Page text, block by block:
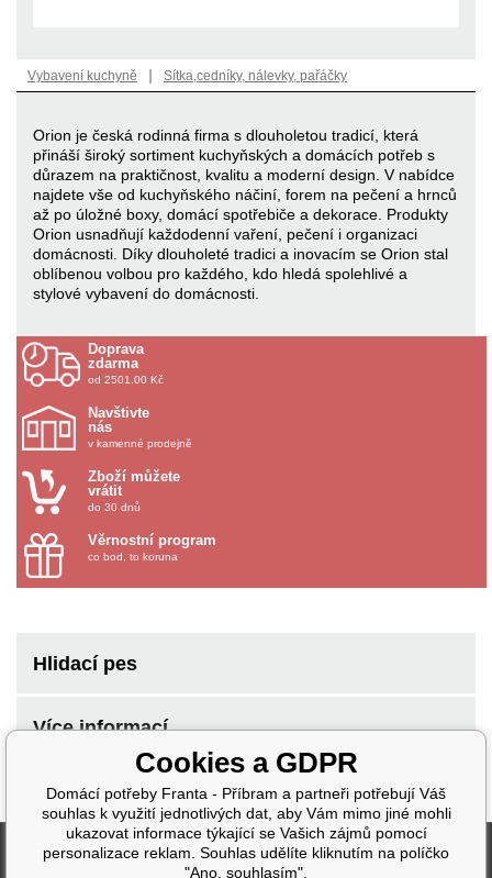
Vybavení kuchyně | Sítka,cedníky, nálevky, pařáčky
Orion je česká rodinná firma s dlouholetou tradicí, která
přináší široký sortiment kuchyňských a domácích potřeb s
důrazem na praktičnost, kvalitu a moderní design. V nabídce
najdete vše od kuchyňského náčiní, forem na pečení a hrnců
až po úložné boxy, domácí spotřebiče a dekorace. Produkty
Orion usnadňují každodenní vaření, pečení i organizaci
domácnosti. Díky dlouholeté tradici a inovacím se Orion stal
oblíbenou volbou pro každého, kdo hledá spolehlivé a
stylové vybavení do domácnosti.
Doprava
zdarma
od 2501.00 Kč
Navštivte
nás
v kamenné prodejně
Zboží můžete
vrátit
do 30 dnů
Věrnostní program
co bod, to koruna
Hlidací pes
Více informací
Fakturační údaje
Cookies a GDPR
Domácí potřeby Franta - Příbram a partneři potřebují Váš
souhlas k využití jednotlivých dat, aby Vám mimo jiné mohli
ukazovat informace týkající se Vašich zájmů pomocí
personalizace reklam. Souhlas udělíte kliknutím na políčko
"Ano, souhlasím".